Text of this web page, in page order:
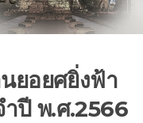
ยอยศยิ่งฟ้า
ำปี พ.ศ.2566